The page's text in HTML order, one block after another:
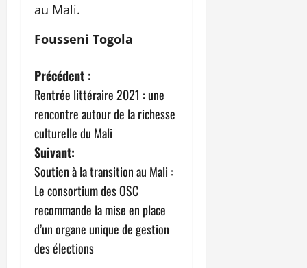
au Mali.
Fousseni Togola
N
a
v
i
g
a
t
Précédent :
Rentrée littéraire 2021 : une
rencontre autour de la richesse
culturelle du Mali
Suivant:
Soutien à la transition au Mali :
Le consortium des OSC
recommande la mise en place
d’un organe unique de gestion
des élections